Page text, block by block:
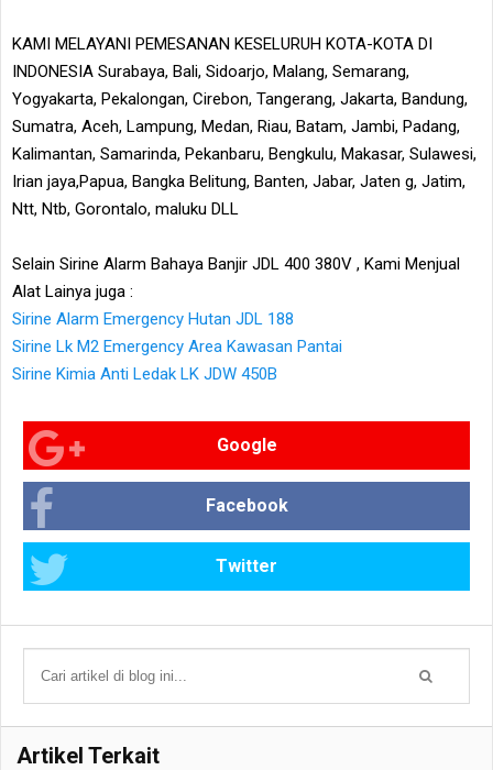
KAMI MELAYANI PEMESANAN KESELURUH KOTA-KOTA DI
INDONESIA Surabaya, Bali, Sidoarjo, Malang, Semarang,
Yogyakarta, Pekalongan, Cirebon, Tangerang, Jakarta, Bandung,
Sumatra, Aceh, Lampung, Medan, Riau, Batam, Jambi, Padang,
Kalimantan, Samarinda, Pekanbaru, Bengkulu, Makasar, Sulawesi,
Irian jaya,Papua, Bangka Belitung, Banten, Jabar, Jaten g, Jatim,
Ntt, Ntb, Gorontalo, maluku DLL
Selain Sirine Alarm Bahaya Banjir JDL 400 380V , Kami Menjual
Alat Lainya juga :
Sirine Alarm Emergency Hutan JDL 188
Sirine Lk M2 Emergency Area Kawasan Pantai
Sirine Kimia Anti Ledak LK JDW 450B
Google
Facebook
Twitter
Artikel Terkait